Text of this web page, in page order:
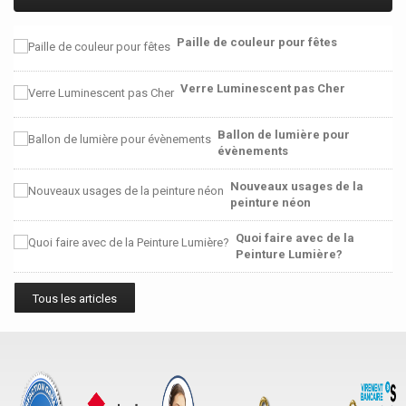
Paille de couleur pour fêtes
Verre Luminescent pas Cher
Ballon de lumière pour
évènements
Nouveaux usages de la
peinture néon
Quoi faire avec de la
Peinture Lumière?
Tous les articles